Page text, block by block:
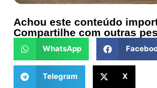
Achou este conteúdo
Compartilhe com outras
WhatsApp
Telegram X